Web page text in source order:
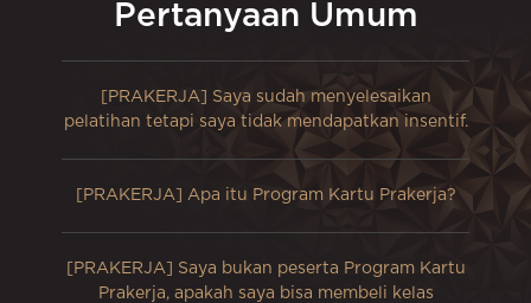
Pertanyaan Umum
[PRAKERJA] Saya sudah menyelesaikan
pelatihan tetapi saya tidak mendapatkan insentif.
[PRAKERJA] Apa itu Program Kartu Prakerja?
[PRAKERJA] Saya bukan peserta Program Kartu
Prakerja, apakah saya bisa membeli kelas